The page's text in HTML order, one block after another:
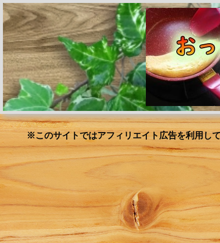
※このサイトではアフィリエイト広告を利用し